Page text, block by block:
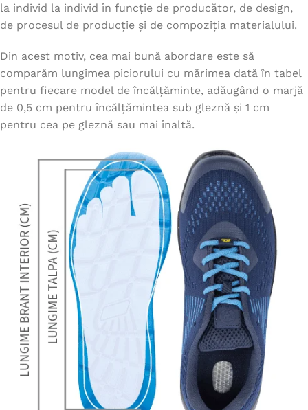
la individ la individ în funcție de producător, de design,
de procesul de producție și de compoziția materialului.
Din acest motiv, cea mai bună abordare este să
comparăm lungimea piciorului cu mărimea dată în tabel
pentru fiecare model de încălțăminte, adăugând o marjă
de 0,5 cm pentru încălțămintea sub gleznă și 1 cm
pentru cea pe gleznă sau mai înaltă.